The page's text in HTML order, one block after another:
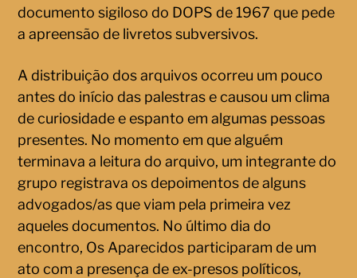
documento sigiloso do DOPS de 1967 que pede
a apreensão de livretos subversivos.
A distribuição dos arquivos ocorreu um pouco
antes do início das palestras e causou um clima
de curiosidade e espanto em algumas pessoas
presentes. No momento em que alguém
terminava a leitura do arquivo, um integrante do
grupo registrava os depoimentos de alguns
advogados/as que viam pela primeira vez
aqueles documentos. No último dia do
encontro, Os Aparecidos participaram de um
ato com a presença de ex-presos políticos,